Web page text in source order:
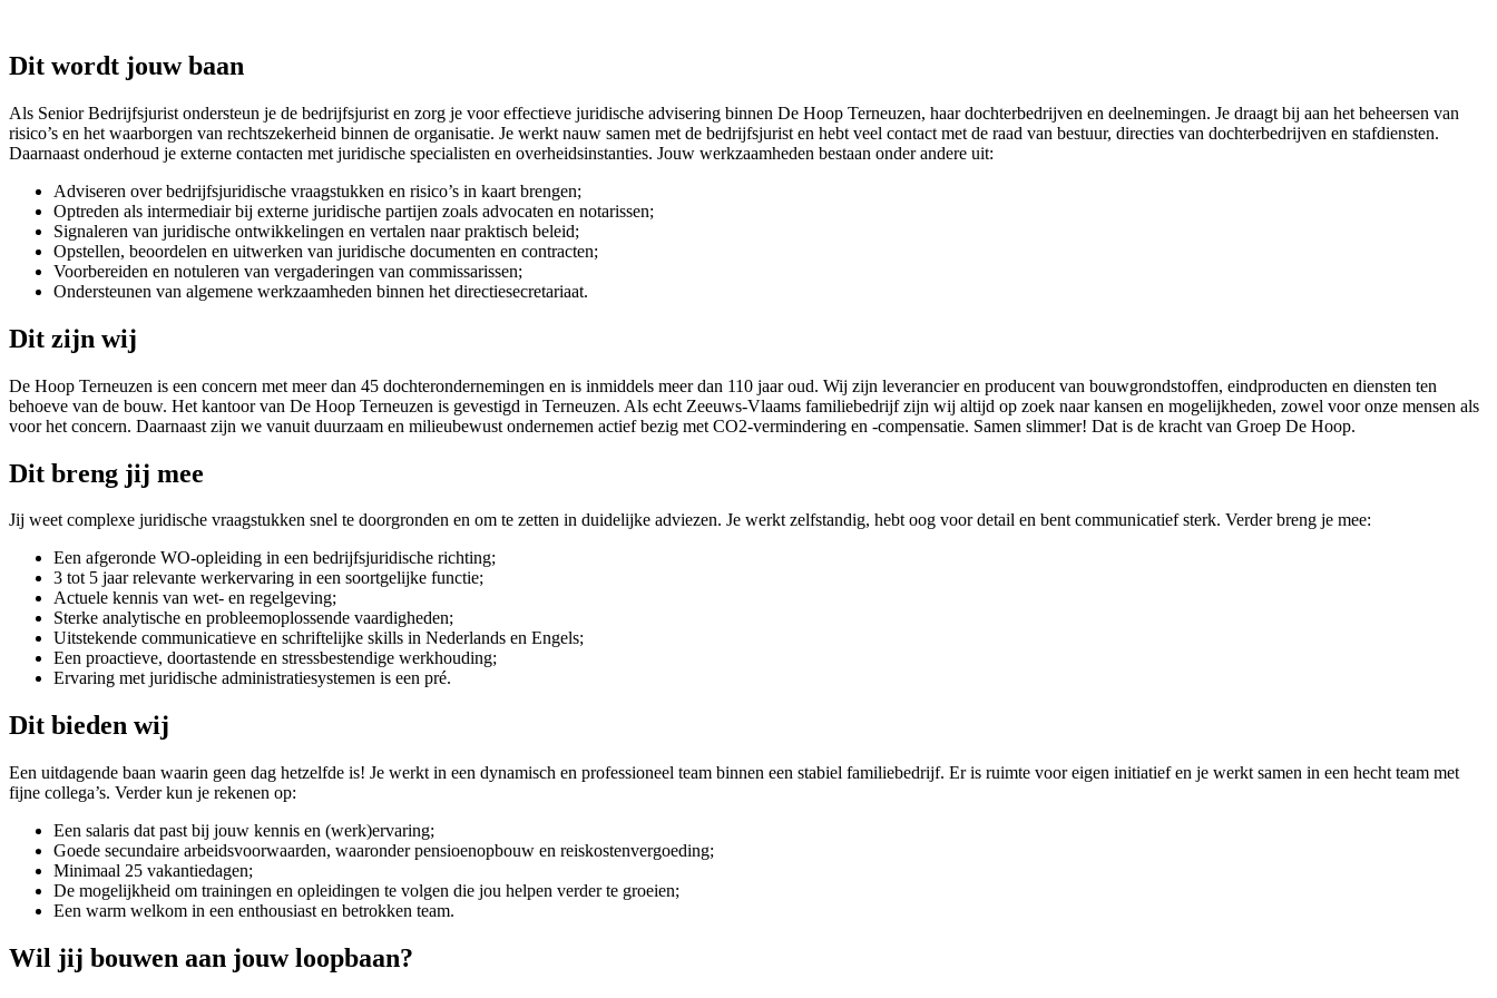
Dit wordt jouw baan
Als Senior Bedrijfsjurist ondersteun je de bedrijfsjurist en zorg je voor effectieve juridische advisering binnen De Hoop Terneuzen, haar dochterbedrijven en deelnemingen. Je draagt bij aan het beheersen van
risico’s en het waarborgen van rechtszekerheid binnen de organisatie. Je werkt nauw samen met de bedrijfsjurist en hebt veel contact met de raad van bestuur, directies van dochterbedrijven en stafdiensten.
Daarnaast onderhoud je externe contacten met juridische specialisten en overheidsinstanties. Jouw werkzaamheden bestaan onder andere uit:
Adviseren over bedrijfsjuridische vraagstukken en risico’s in kaart brengen;
Optreden als intermediair bij externe juridische partijen zoals advocaten en notarissen;
Signaleren van juridische ontwikkelingen en vertalen naar praktisch beleid;
Opstellen, beoordelen en uitwerken van juridische documenten en contracten;
Voorbereiden en notuleren van vergaderingen van commissarissen;
Ondersteunen van algemene werkzaamheden binnen het directiesecretariaat.
Dit zijn wij
De Hoop Terneuzen is een concern met meer dan 45 dochterondernemingen en is inmiddels meer dan 110 jaar oud. Wij zijn leverancier en producent van bouwgrondstoffen, eindproducten en diensten ten
behoeve van de bouw. Het kantoor van De Hoop Terneuzen is gevestigd in Terneuzen. Als echt Zeeuws-Vlaams familiebedrijf zijn wij altijd op zoek naar kansen en mogelijkheden, zowel voor onze mensen als
voor het concern. Daarnaast zijn we vanuit duurzaam en milieubewust ondernemen actief bezig met CO2-vermindering en -compensatie. Samen slimmer! Dat is de kracht van Groep De Hoop.
Dit breng jij mee
Jij weet complexe juridische vraagstukken snel te doorgronden en om te zetten in duidelijke adviezen. Je werkt zelfstandig, hebt oog voor detail en bent communicatief sterk. Verder breng je mee:
Een afgeronde WO-opleiding in een bedrijfsjuridische richting;
3 tot 5 jaar relevante werkervaring in een soortgelijke functie;
Actuele kennis van wet- en regelgeving;
Sterke analytische en probleemoplossende vaardigheden;
Uitstekende communicatieve en schriftelijke skills in Nederlands en Engels;
Een proactieve, doortastende en stressbestendige werkhouding;
Ervaring met juridische administratiesystemen is een pré.
Dit bieden wij
Een uitdagende baan waarin geen dag hetzelfde is! Je werkt in een dynamisch en professioneel team binnen een stabiel familiebedrijf. Er is ruimte voor eigen initiatief en je werkt samen in een hecht team met
fijne collega’s. Verder kun je rekenen op:
Een salaris dat past bij jouw kennis en (werk)ervaring;
Goede secundaire arbeidsvoorwaarden, waaronder pensioenopbouw en reiskostenvergoeding;
Minimaal 25 vakantiedagen;
De mogelijkheid om trainingen en opleidingen te volgen die jou helpen verder te groeien;
Een warm welkom in een enthousiast en betrokken team.
Wil jij bouwen aan jouw loopbaan?